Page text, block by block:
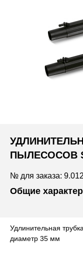
ПЫЛЕСОСОВ
№ для заказа:
Общие
Удлинительная
диаметр 35 мм